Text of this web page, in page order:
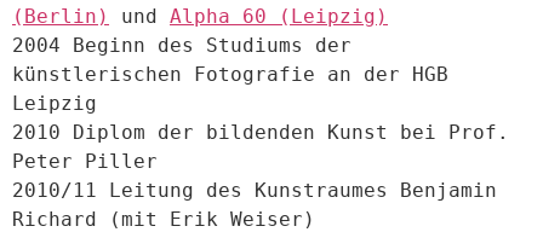
(Berlin)
und Alpha 60 (Leipzig)
2004 Beginn des Studiums der
künstlerischen Fotografie an der HGB
Leipzig
2010 Diplom der bildenden Kunst bei Prof.
Peter Piller
2010/11 Leitung des Kunstraumes Benjamin
Richard (mit Erik Weiser)